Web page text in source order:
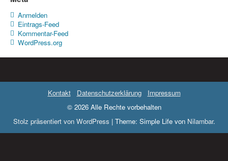
Anmelden
Eintrags-Feed
Kommentar-Feed
WordPress.org
Kontakt Datenschutzerklärung
Impressum
© 2026 Alle Rechte vorbehalten
Stolz präsentiert von WordPress | Theme: Simple Life von Nilambar.